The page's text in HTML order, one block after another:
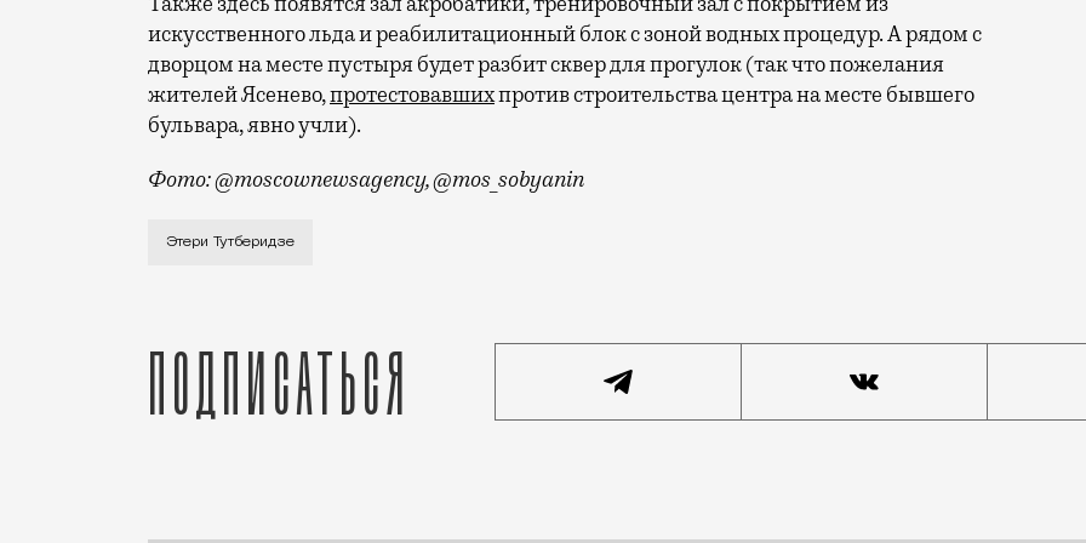
искусственного льда и реабилитационный блок с зоной водных процедур. А рядом с
дворцом на месте пустыря будет разбит сквер для прогулок (так что пожелания
жителей Ясенево,протестовавшихпротив строительства центра на месте бывшего
бульвара, явно учли).
Фото: @moscownewsagency, @mos_sobyanin
Его строительство закончат на пять месяцев раньше запланированного срока. Об этом
Этери Тутберидзе
Подписаться